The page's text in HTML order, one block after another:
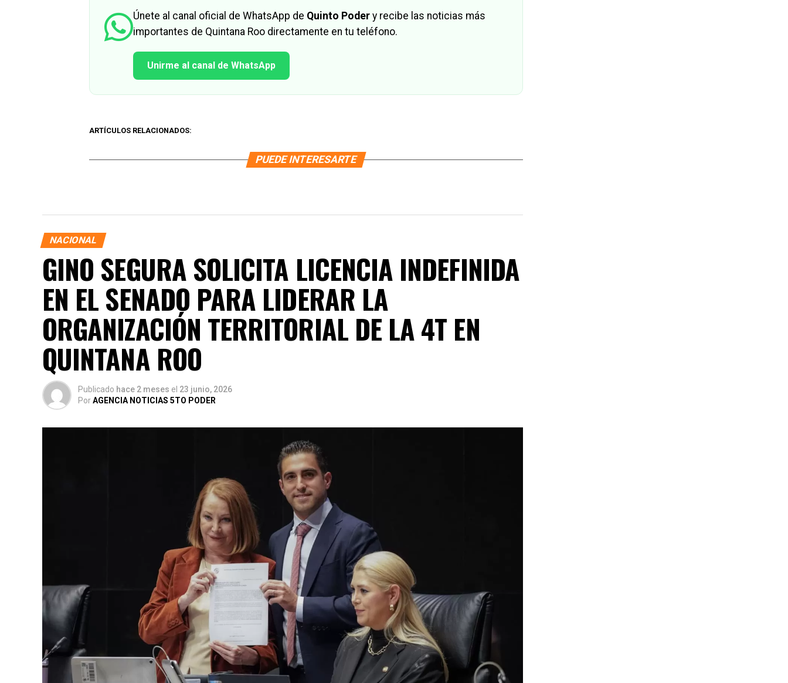
Únete al canal oficial de WhatsApp de Quinto Poder y recibe las noticias más
importantes de Quintana Roo directamente en tu teléfono.
Unirme al canal de WhatsApp
ARTÍCULOS RELACIONADOS:
PUEDE INTERESARTE
NACIONAL
GINO SEGURA SOLICITA LICENCIA INDEFINIDA
EN EL SENADO PARA LIDERAR LA
ORGANIZACIÓN TERRITORIAL DE LA 4T EN
QUINTANA ROO
Publicado hace 2 meses el 23 junio, 2026
PorAGENCIA NOTICIAS 5TO PODER